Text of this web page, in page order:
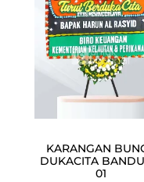
KARANGAN
DUKACITA
01